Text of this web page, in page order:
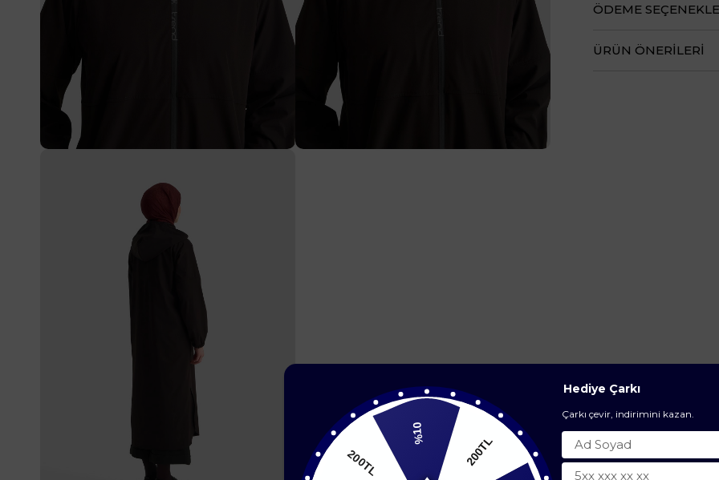
ÖDEME
ÜRÜN ÖNERILERI
200TL
200TL
Hediye Çarkı
Çarkı çevir, indirimini kazan.